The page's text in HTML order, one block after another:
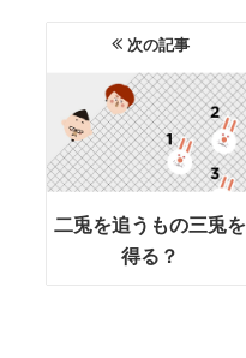
次の記事
二兎を追うもの三兎を
得る？